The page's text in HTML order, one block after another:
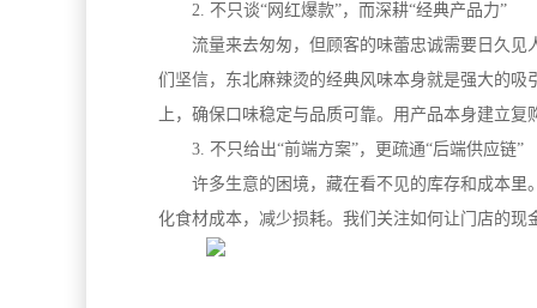
2. 不只谈“网红爆款”，而深耕“经典产品力”
流量来去匆匆，但顾客的味蕾忠诚需要日久
们坚信，东北麻辣烫的经典风味本身就是强大的
上，确保口味稳定与品质可靠。用产品本身建立复
3. 不只给出“前端方案”，更疏通“后端供应链”
许多生意的困境，藏在看不见的库存和成本
化食材成本，减少损耗。我们关注如何让门店的现